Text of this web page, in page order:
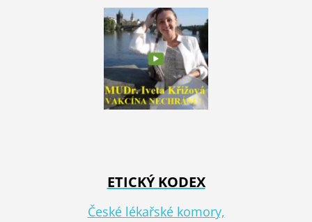
ETICKÝ KODEX
České lékařské komory,